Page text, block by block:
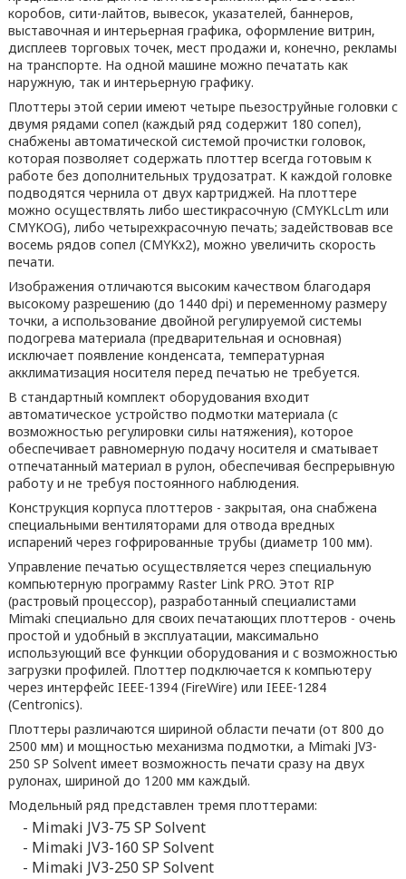
коробов, сити-лайтов, вывесок, указателей, баннеров,
выставочная и интерьерная графика, оформление витрин,
дисплеев торговых точек, мест продажи и, конечно, рекламы
на транспорте. На одной машине можно печатать как
наружную, так и интерьерную графику.
Плоттеры этой серии имеют четыре пьезоструйные головки с
двумя рядами сопел (каждый ряд содержит 180 сопел),
снабжены автоматической системой прочистки головок,
которая позволяет содержать плоттер всегда готовым к
работе без дополнительных трудозатрат. К каждой головке
подводятся чернила от двух картриджей. На плоттере
можно осуществлять либо шестикрасочную (CMYKLcLm или
CMYKOG), либо четырехкрасочную печать; задействовав все
восемь рядов сопел (CMYKх2), можно увеличить скорость
печати.
Изображения отличаются высоким качеством благодаря
высокому разрешению (до 1440 dpi) и переменному размеру
точки, а использование двойной регулируемой системы
подогрева материала (предварительная и основная)
исключает появление конденсата, температурная
акклиматизация носителя перед печатью не требуется.
В стандартный комплект оборудования входит
автоматическое устройство подмотки материала (с
возможностью регулировки силы натяжения), которое
обеспечивает равномерную подачу носителя и сматывает
отпечатанный материал в рулон, обеспечивая беспрерывную
работу и не требуя постоянного наблюдения.
Конструкция корпуса плоттеров - закрытая, она снабжена
специальными вентиляторами для отвода вредных
испарений через гофрированные трубы (диаметр 100 мм).
Управление печатью осуществляется через специальную
компьютерную программу Raster Link PRO. Этот RIP
(растровый процессор), разработанный специалистами
Mimaki специально для своих печатающих плоттеров - очень
простой и удобный в эксплуатации, максимально
использующий все функции оборудования и с возможностью
загрузки профилей. Плоттер подключается к компьютеру
через интерфейс IEEE-1394 (FireWire) или IEEE-1284
(Centronics).
Плоттеры различаются шириной области печати (от 800 до
2500 мм) и мощностью механизма подмотки, а Mimaki JV3-
250 SP Solvent имеет возможность печати сразу на двух
рулонах, шириной до 1200 мм каждый.
Модельный ряд представлен тремя плоттерами:
- Mimaki JV3-75 SP Solvent
- Mimaki JV3-160 SP Solvent
- Mimaki JV3-250 SP Solvent